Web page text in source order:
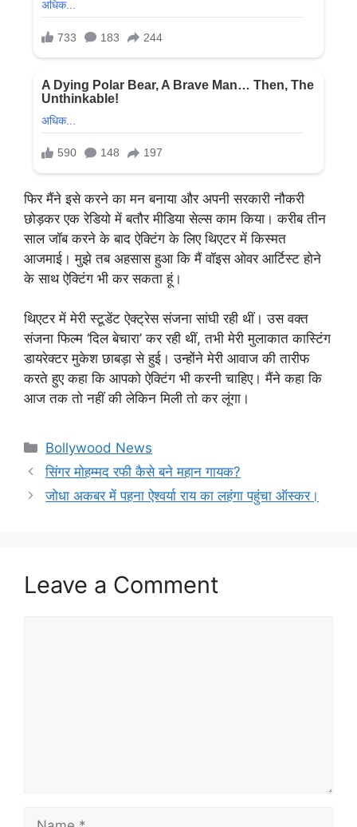
फिर मैंने इसे करने का मन बनाया और अपनी सरकारी नौकरी
छोड़कर एक रेडियो में बतौर मीडिया सेल्स काम किया। करीब तीन
साल जॉब करने के बाद ऐक्टिंग के लिए थिएटर में किस्मत
आजमाई। मुझे तब अहसास हुआ कि मैं वॉइस ओवर आर्टिस्ट होने
के साथ ऐक्टिंग भी कर सकता हूं।
थिएटर में मेरी स्टूडेंट ऐक्ट्रेस संजना सांघी रही थीं। उस वक्त
संजना फिल्म ‘दिल बेचारा’ कर रही थीं, तभी मेरी मुलाकात कास्टिंग
डायरेक्टर मुकेश छाबड़ा से हुई। उन्होंने मेरी आवाज की तारीफ
करते हुए कहा कि आपको ऐक्टिंग भी करनी चाहिए। मैंने कहा कि
आज तक तो नहीं की लेकिन मिली तो कर लूंगा।
Categories
Bollywood News
सिंगर मोहम्मद रफी कैसे बने महान गायक?
जोधा अकबर में पहना ऐश्वर्या राय का लहंगा पहुंचा ऑस्कर।
Leave a Comment
Name